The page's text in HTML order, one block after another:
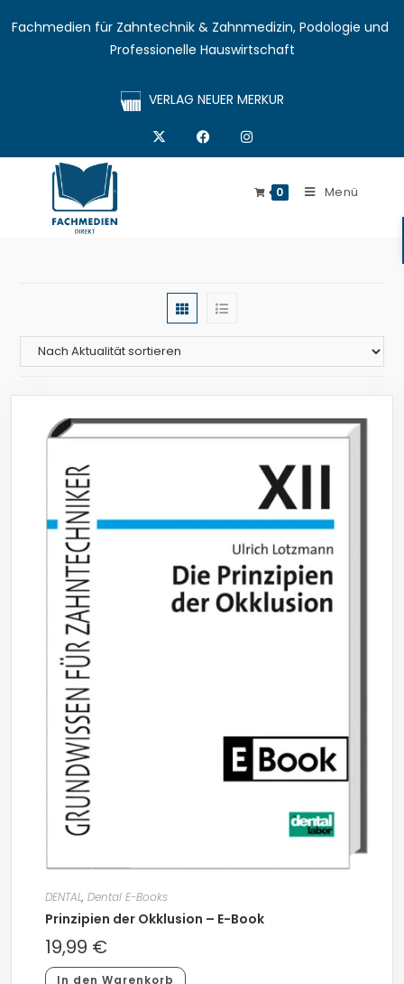
Fachmedien für Zahntechnik & Zahnmedizin, Podologie und
Professionelle Hauswirtschaft
VERLAG NEUER MERKUR
0 Menü
DENTAL, Dental E-Books
Prinzipien der Okklusion – E-Book
19,99 €
In den Warenkorb